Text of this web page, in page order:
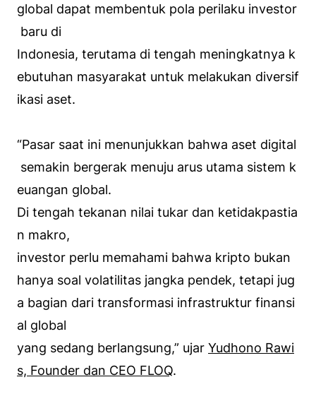
global dapat membentuk pola perilaku investor
baru di
Indonesia, terutama di tengah meningkatnya k
ebutuhan masyarakat untuk melakukan diversif
ikasi aset.
“Pasar saat ini menunjukkan bahwa aset digital
semakin bergerak menuju arus utama sistem k
euangan global.
Di tengah tekanan nilai tukar dan ketidakpastia
n makro,
investor perlu memahami bahwa kripto bukan
hanya soal volatilitas jangka pendek, tetapi jug
a bagian dari transformasi infrastruktur finansi
al global
yang sedang berlangsung,” ujar Yudhono Rawi
s, Founder dan CEO FLOQ.